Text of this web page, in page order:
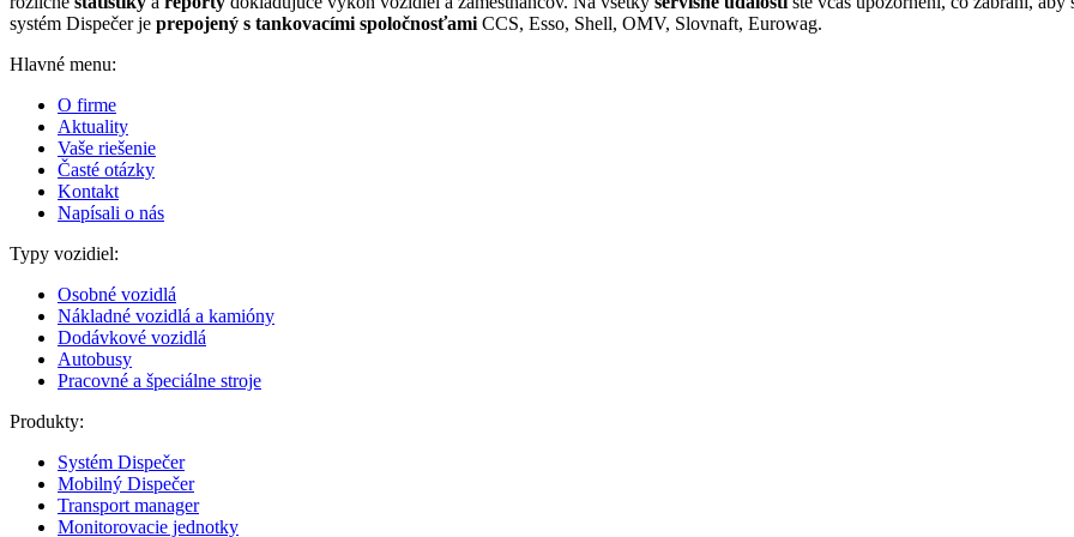
systém Dispečer je prepojený s tankovacími spoločnosťami CCS, Esso, Shell, OMV, Slovnaft, Eurowag.
Hlavné menu:
O firme
Aktuality
Vaše riešenie
Časté otázky
Kontakt
Napísali o nás
Typy vozidiel:
Osobné vozidlá
Nákladné vozidlá a kamióny
Dodávkové vozidlá
Autobusy
Pracovné a špeciálne stroje
Produkty:
Systém Dispečer
Mobilný Dispečer
Transport manager
Monitorovacie jednotky